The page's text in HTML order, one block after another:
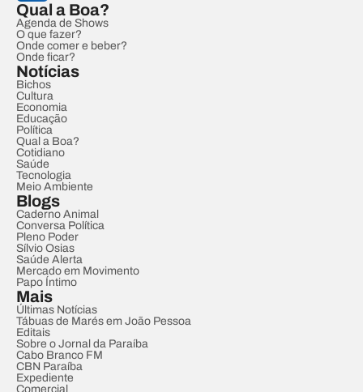
Qual a Boa?
Agenda de Shows
O que fazer?
Onde comer e beber?
Onde ficar?
Notícias
Bichos
Cultura
Economia
Educação
Política
Qual a Boa?
Cotidiano
Saúde
Tecnologia
Meio Ambiente
Blogs
Caderno Animal
Conversa Política
Pleno Poder
Sílvio Osias
Saúde Alerta
Mercado em Movimento
Papo Íntimo
Mais
Últimas Notícias
Tábuas de Marés em João Pessoa
Editais
Sobre o Jornal da Paraíba
Cabo Branco FM
CBN Paraíba
Expediente
Comercial